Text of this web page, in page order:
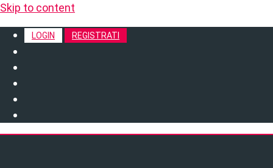
Skip to content
LOGIN REGISTRATI